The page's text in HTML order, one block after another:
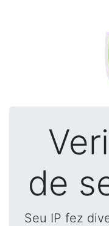
de
Seu IP fez